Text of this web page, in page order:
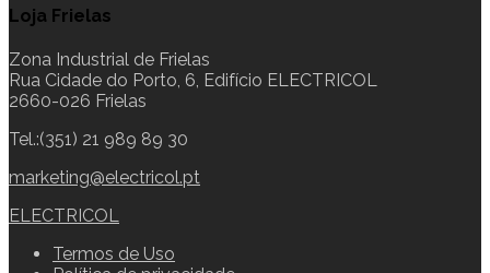
Loja Frielas
Zona Industrial de Frielas
Rua Cidade do Porto, 6, Edifício ELECTRICOL
2660-026 Frielas
Tel.:(351) 21 989 89 30
marketing@electricol.pt
ELECTRICOL
Termos de Uso